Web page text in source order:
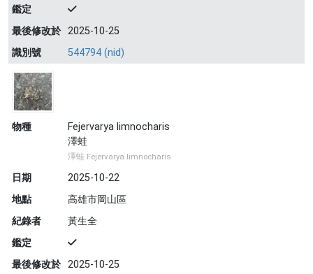
鑑定
最後修改於 2025-10-25
識別號
544794 (nid)
物種
Fejervarya limnocharis
澤蛙
澤蛙 Fejervarya limnocharis
日期
2025-10-22
地點
高雄市岡山區
紀錄者
黃生全
鑑定
最後修改於 2025-10-25